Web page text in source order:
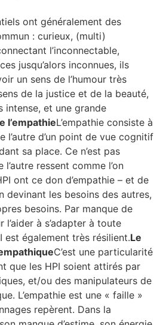
ont généralement des
: curieux, (multi)
l’inconnectable,
jusqu’alors inconnues, ils
un sens de l’humour très
de la justice et de la beauté,
intense, et une grande
l’empathieL’empathie consiste à
l’autre d’un point de vue cognitif
sa place. Ce n’est pas
ressent comme l’on
ont ce don d’empathie – et de
devinant les besoins des autres,
besoins. Par manque de
à s’adapter à toute
est également très résilient.Le
C’est une particularité
que les HPI soient attirés par
et/ou des manipulateurs de
L’empathie est une « faille »
repèrent. Dans la